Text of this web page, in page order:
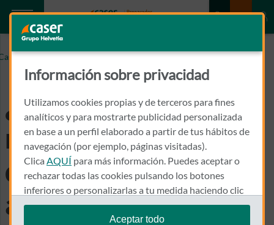
¿Qué seguro elegir si mi coche tiene más de 10 años de
¿Qué seguro elegir si
mi coche tiene más
de 10 años de
antigüedad?
Información sobre privacidad
Utilizamos cookies propias y de terceros para fines
analíticos y para mostrarte publicidad personalizada
en base a un perfil elaborado a partir de tus hábitos de
navegación (por ejemplo, páginas visitadas).
Clica AQUÍ para más información. Puedes aceptar o
rechazar todas las cookies pulsando los botones
inferiores o personalizarlas a tu medida haciendo clic
en"configurar cookies".
Aceptar todo